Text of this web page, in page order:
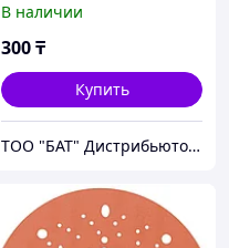
В наличии
300₸
Купить
ТОО "БАТ" Дистрибьютор фирмы NOVOL